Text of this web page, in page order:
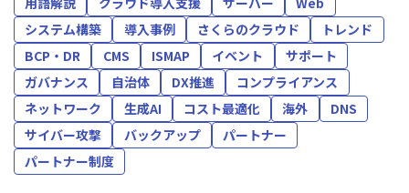
システム構築
導入事例 さくらのクラウド
トレンド
BCP・DR
CMS ISMAP イベント
サポート
ガバナンス
自治体 DX推進
コンプライアンス
ネットワーク
生成AI コスト最適化 海外
DNS
サイバー攻撃
バックアップ
パートナー
パートナー制度